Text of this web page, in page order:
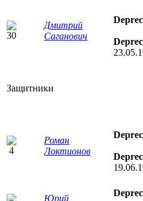
Дмитрий
Саганович
Защитники
Роман
Локтионов
Юрий